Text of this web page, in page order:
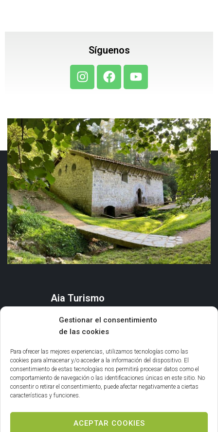
Gestionar el consentimiento
de las cookies
Para ofrecer las mejores experiencias, utilizamos tecnologías como las
cookies para almacenar y/o acceder a la información del dispositivo. El
consentimiento de estas tecnologías nos permitirá procesar datos como el
comportamiento de navegación o las identificaciones únicas en este sitio. No
consentir o retirar el consentimiento, puede afectar negativamente a ciertas
características y funciones.
ACEPTAR COOKIES
Síguenos
Aia Turismo
QUÉ HACER
AGENDA Y EVENTOS
Información general
INFORMACIÓN LEGAL